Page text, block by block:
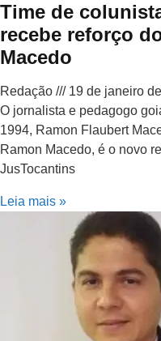
Time de
recebe reforço
Macedo
Redação
19 de janeiro
O jornalista e pedagogo
1994, Ramon Flaubert
Ramon Macedo, é o novo
JusTocantins
Leia mais »